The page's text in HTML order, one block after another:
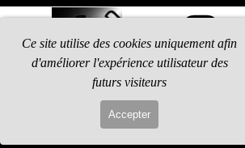
Ce site utilise des cookies uniquement afin
d'améliorer l'expérience utilisateur des
futurs visiteurs
Accepter
Retourner au contenu